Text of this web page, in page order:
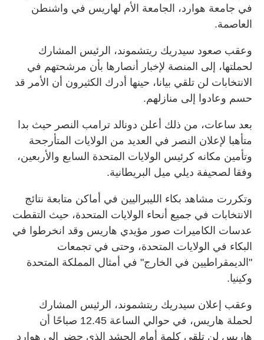
في جامعة هوارد، الجامعة الأم لهاريس في واشنطن
العاصمة.
وعقب صعود سيدريك ريتشموند، الرئيس المشارك
لحملتها، إلى المنصة لإخبار أنصارها بأن مرشحتهم في
الانتخابات لن تلقي بيانا، حينها أدرك الكثيرون أن الأمر قد
حسم وعادوا إلى منازلهم.
بعد ساعات، من ذلك أعلن دونالد ترامب النصر حيث بدا
متأهبا لإعلان النصر في العديد من الولايات المتأرجحة
وتأمين مكانه كرئيس الولايات المتحدة السابع والأربعين،
وفقا لصحيفة ديلي ميل البريطانية.
وتكررت مشاهد بكاء الليبراليين في أماكن متابعة نتائج
الانتخابات في جميع أنحاء الولايات المتحدة، حيث التقطت
عدسات الكاميرات صور مؤيدي هاريس وقد انخرطوا في
البكاء في الولايات المتحدة، وحتى في تجمعات
"الديمقراطيين في الخارج" في أمثال المملكة المتحدة
وكينيا.
وعقب إعلان سيدريك ريتشموند، الرئيس المشارك
لحملة هاريس، في حوالي الساعة 12.45 صباحًا أن
هاريس لن تلقي كلمة أمام الحشد الذي حضر إلى هوارد